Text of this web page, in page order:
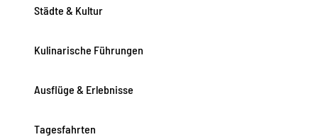
Städte & Kultur
Kulinarische Führungen
Ausflüge & Erlebnisse
Tagesfahrten